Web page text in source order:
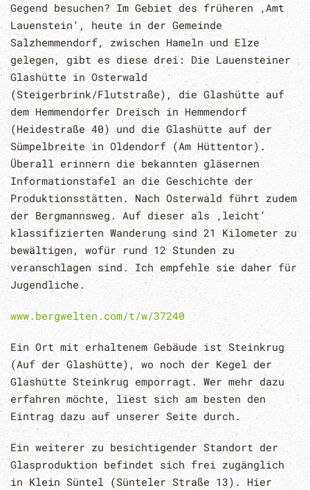
Gegend besuchen? Im Gebiet des früheren ‚Amt
Lauenstein‘, heute in der Gemeinde
Salzhemmendorf, zwischen Hameln und Elze
gelegen, gibt es diese drei: Die Lauensteiner
Glashütte in Osterwald
(Steigerbrink/Flutstraße), die Glashütte auf
dem Hemmendorfer Dreisch in Hemmendorf
(Heidestraße 40) und die Glashütte auf der
Sümpelbreite in Oldendorf (Am Hüttentor).
Überall erinnern die bekannten gläsernen
Informationstafel an die Geschichte der
Produktionsstätten. Nach Osterwald führt zudem
der Bergmannsweg. Auf dieser als ‚leicht’
klassifizierten Wanderung sind 21 Kilometer zu
bewältigen, wofür rund 12 Stunden zu
veranschlagen sind. Ich empfehle sie daher für
Jugendliche.
www.bergwelten.com/t/w/37240
Ein Ort mit erhaltenem Gebäude ist Steinkrug
(Auf der Glashütte), wo noch der Kegel der
Glashütte Steinkrug emporragt. Wer mehr dazu
erfahren möchte, liest sich am besten den
Eintrag dazu auf unserer Seite durch.
Ein weiterer zu besichtigender Standort der
Glasproduktion befindet sich frei zugänglich
in Klein Süntel (Sünteler Straße 13). Hier